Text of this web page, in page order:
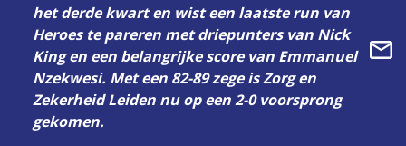
het derde kwart en wist een laatste run van
Heroes te pareren met driepunters van Nick
King en een belangrijke score van Emmanuel
Nzekwesi. Met een 82-89 zege is Zorg en
Zekerheid Leiden nu op een 2-0 voorsprong
gekomen.